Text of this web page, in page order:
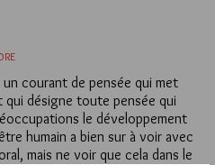
un courant de pensée qui met
qui désigne toute pensée qui
le développement
humain a bien sur à voir avec
mais ne voir que cela dans le